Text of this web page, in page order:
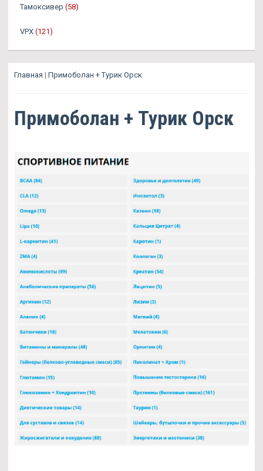
Тамоксивер (58)
VPX (121)
Главная | Примоболан + Турик Орск
Примоболан + Турик Орск